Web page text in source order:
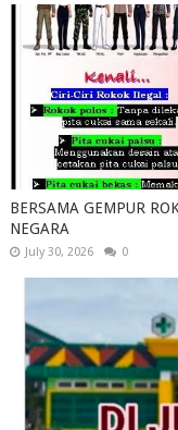
BERSAMA GEMPUR
NEGARA
July 30, 2026 0